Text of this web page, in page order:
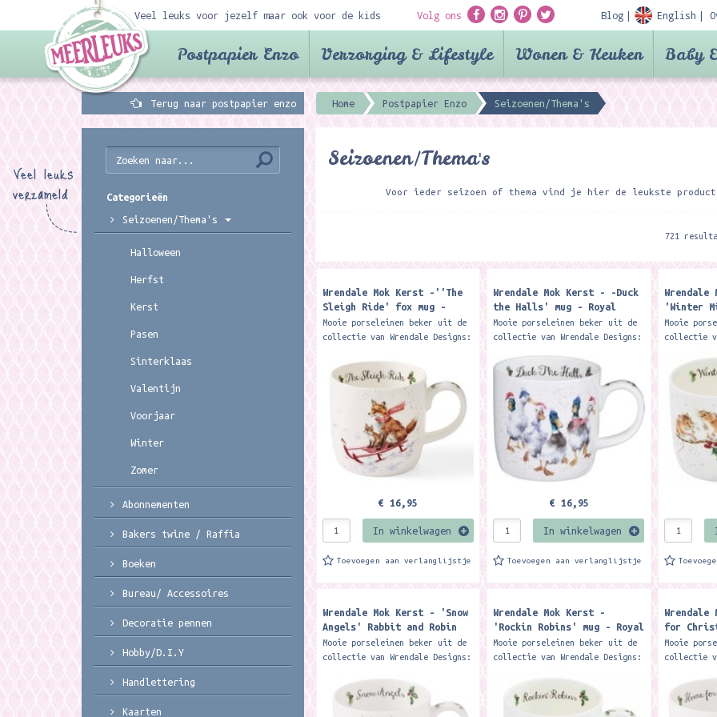
Veel leuks voor jezelf maar ook voor de kids Volg ons Blog English
Postpapier Enzo Verzorging & Lifestyle Wonen & Keuken Baby
Terug naar postpapier enzo Home Postpapier Enzo Seizoenen/Thema's
Seizoenen/Thema's
Voor ieder seizoen of thema vind je hier de leukste
721
Wrendale Mok Kerst -''The
Sleigh Ride' fox mug -
Royal Worcester
Mooie porseleinen beker uit de
collectie van Wrendale Designs:
mok heeft een inhoud van 310
ml. De beker wordt...
€ 16,95
In winkelwagen
Toevoegen aan verlanglijstje
Wrendale Mok Kerst - -Duck
the Halls' mug - Royal
Worcester
Mooie porseleinen beker uit de
collectie van Wrendale Designs:
mok heeft een inhoud van 310
ml. De beker wordt...
€ 16,95
In winkelwagen
Toevoegen aan verlanglijstje
Wrendale
'Winter
Worcester
Mooie
collectie
mok heeft
ml. De
Wrendale Mok Kerst - 'Snow
Angels' Rabbit and Robin
Mug - Royal Worcester
Mooie porseleinen beker uit de
collectie van Wrendale Designs:
mok heeft een inhoud van 310
ml. De beker wordt...
Wrendale Mok Kerst -
'Rockin Robins' mug - Royal
Worcester
Mooie porseleinen beker uit de
collectie van Wrendale Designs:
mok heeft een inhoud van 310
ml. De beker wordt...
Wrendale
for
- Royal
Mooie
collectie
mok heeft
ml. De
Veel leuks
verzameld
Categorieën
Seizoenen/Thema's
Halloween
Herfst
Kerst
Pasen
Sinterklaas
Valentijn
Voorjaar
Winter
Zomer
Abonnementen
Bakers twine / Raffia
Boeken
Bureau/ Accessoires
Decoratie pennen
Hobby/D.I.Y
Handlettering
Kaarten